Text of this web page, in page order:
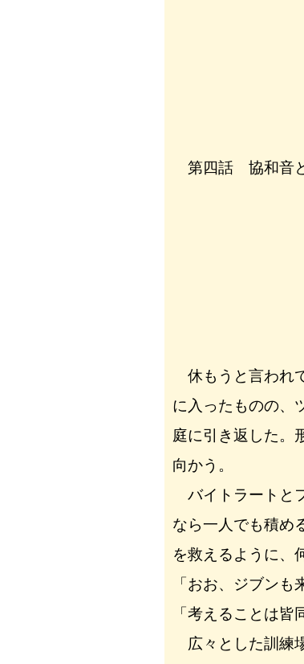
第四話 協和音
休もうと言われ
に入ったものの、
庭に引き返した。
向かう。
バイトラートと
なら一人でも積め
を救えるように、
「おお、ジブンも
「考えることは皆
広々とした訓練